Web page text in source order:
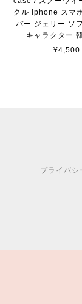
クル iphone スマ
バー ジェリー ソ
キャラクター
¥4,500
プライバシ